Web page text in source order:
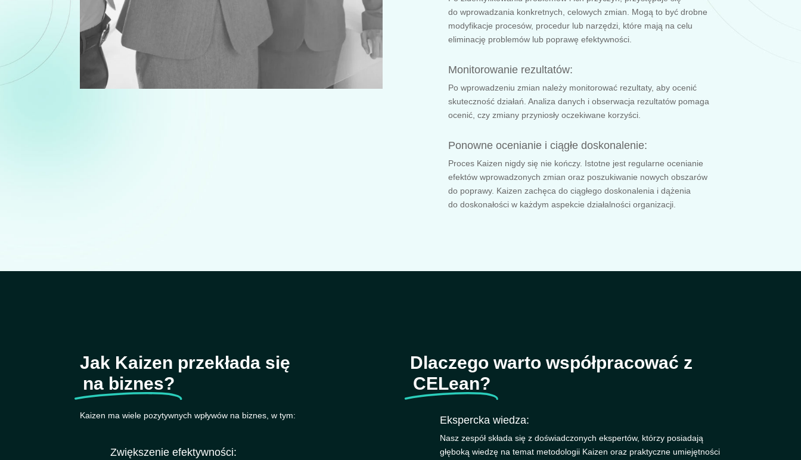
do wprowadzania konkretnych, celowych zmian. Mogą to być drobne
modyfikacje procesów, procedur lub narzędzi, które mają na celu
eliminację problemów lub poprawę efektywności.
Monitorowanie rezultatów:
Po wprowadzeniu zmian należy monitorować rezultaty, aby ocenić
skuteczność działań. Analiza danych i obserwacja rezultatów pomaga
ocenić, czy zmiany przyniosły oczekiwane korzyści.
Ponowne ocenianie i ciągłe doskonalenie:
Proces Kaizen nigdy się nie kończy. Istotne jest regularne ocenianie
efektów wprowadzonych zmian oraz poszukiwanie nowych obszarów
do poprawy. Kaizen zachęca do ciągłego doskonalenia i dążenia
do doskonałości w każdym aspekcie działalności organizacji.
Jak Kaizen przekłada się
na biznes?
Kaizen ma wiele pozytywnych wpływów na biznes, w tym:
Zwiększenie efektywności:
Dlaczego warto współpracować z
CELean?
Ekspercka wiedza:
Nasz zespół składa się z doświadczonych ekspertów, którzy posiadają
głęboką wiedzę na temat metodologii Kaizen oraz praktyczne umiejętności